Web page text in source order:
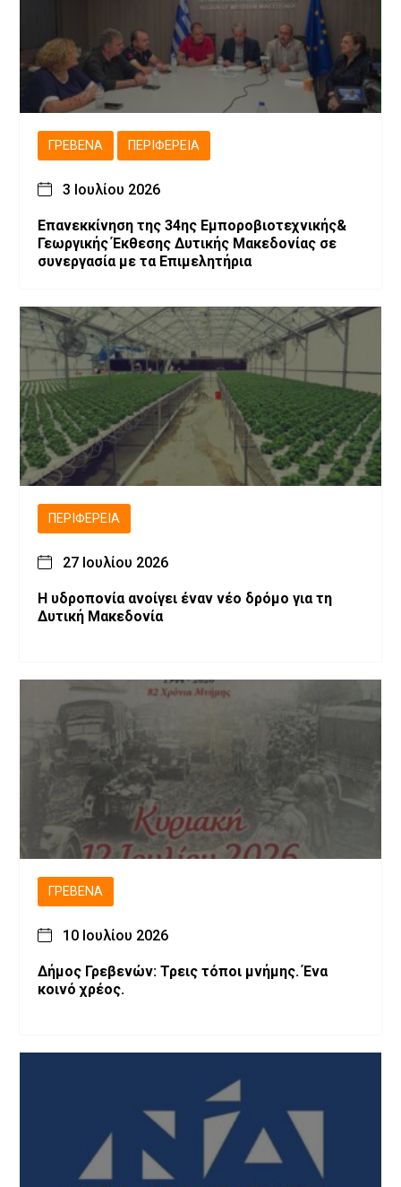
ΓΡΕΒΕΝΆ ΠΕΡΙΦΈΡΕΙΑ
3 Ιουλίου 2026
Επανεκκίνηση της 34ης Εμποροβιοτεχνικής&
Γεωργικής Έκθεσης Δυτικής Μακεδονίας σε
συνεργασία με τα Επιμελητήρια
ΠΕΡΙΦΈΡΕΙΑ
27 Ιουλίου 2026
Η υδροπονία ανοίγει έναν νέο δρόμο για τη
Δυτική Μακεδονία
ΓΡΕΒΕΝΆ
10 Ιουλίου 2026
Δήμος Γρεβενών: Τρεις τόποι μνήμης. Ένα
κοινό χρέος.